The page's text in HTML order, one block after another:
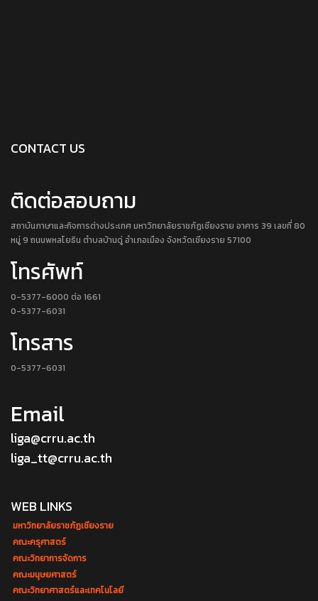
CONTACT US
ติดต่อสอบถาม
สถาบันภาษาและกิจการต่างประเทศ มหาวิทยาลัยราชภัฏเชียงราย อาคาร 39 เลขที่ 80
หมู่ 9 ถนนพหลโยธิน ตำบลบ้านดู่ อำเภอเมือง จังหวัดเชียงราย 57100
โทรศัพท์
0-5377-6000 ต่อ 1661
0-5377-6031
โทรสาร
0-5377-6031
Email
liga@crru.ac.th
liga_tt@crru.ac.th
WEB LINKS
มหาวิทยาลัยราชภัฏเชียงราย
คณะครุศาสตร์
คณะวิทยาการจัดการ
คณะมนุษยศาสตร์
คณะวิทยาศาสตร์และเทคโนโลยี